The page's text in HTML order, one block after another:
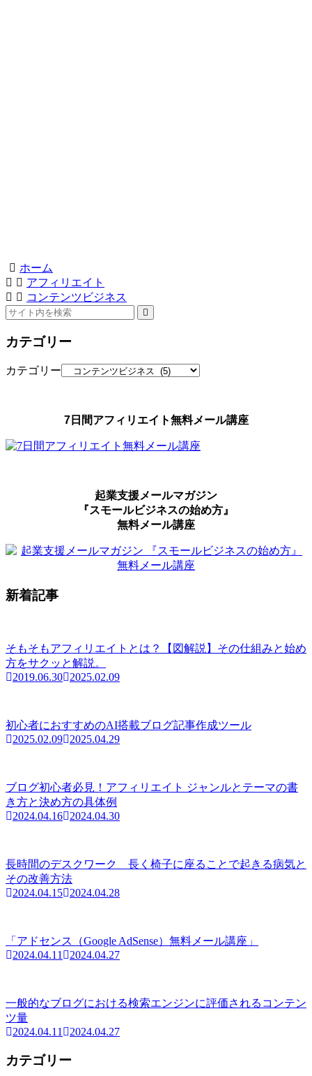
ホーム
アフィリエイト
コンテンツビジネス
カテゴリー
カテゴリー
7日間アフィリエイト無料メール講座
起業支援メールマガジン
『スモールビジネスの始め方』
無料メール講座
新着記事
そもそもアフィリエイトとは？【図解説】その仕組みと始め
方をサクッと解説。
2019.06.30
2025.02.09
初心者におすすめのAI搭載ブログ記事作成ツール
2025.02.09
2025.04.29
ブログ初心者必見！アフィリエイト ジャンルとテーマの書
き方と決め方の具体例
2024.04.16
2024.04.30
長時間のデスクワーク 長く椅子に座ることで起きる病気と
その改善方法
2024.04.15
2024.04.28
「アドセンス（Google AdSense）無料メール講座」
2024.04.11
2024.04.27
一般的なブログにおける検索エンジンに評価されるコンテン
ツ量
2024.04.11
2024.04.27
カテゴリー